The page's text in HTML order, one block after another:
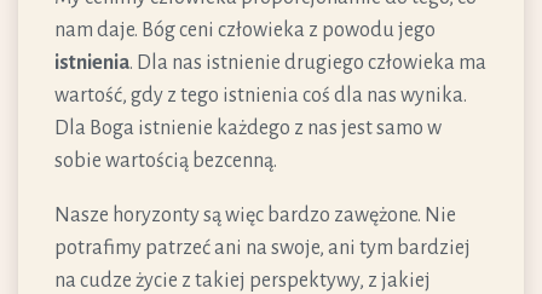
nam daje. Bóg ceni człowieka z powodu jego
istnienia. Dla nas istnienie drugiego człowieka ma
wartość, gdy z tego istnienia coś dla nas wynika.
Dla Boga istnienie każdego z nas jest samo w
sobie wartością bezcenną.
Nasze horyzonty są więc bardzo zawężone. Nie
potrafimy patrzeć ani na swoje, ani tym bardziej
na cudze życie z takiej perspektywy, z jakiej